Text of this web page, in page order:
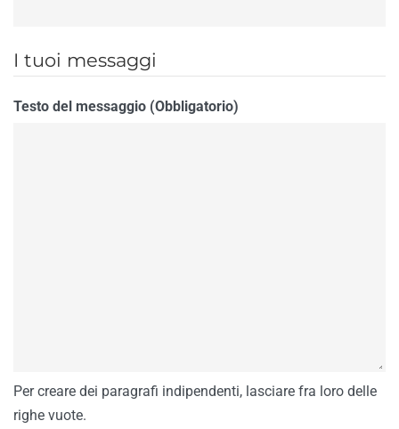
I tuoi messaggi
Testo del messaggio (Obbligatorio)
Per creare dei paragrafi indipendenti, lasciare fra loro delle
righe vuote.